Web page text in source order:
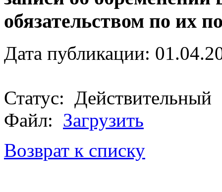
обязательством по их
Дата публикации:
Статус: Действительный
Файл: Загрузить
Возврат к списку